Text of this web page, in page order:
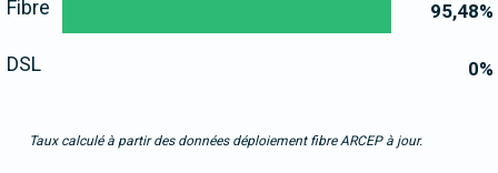
95,48%
0%
Fibre
DSL
Taux calculé à partir des données déploiement fibre ARCEP à jour.